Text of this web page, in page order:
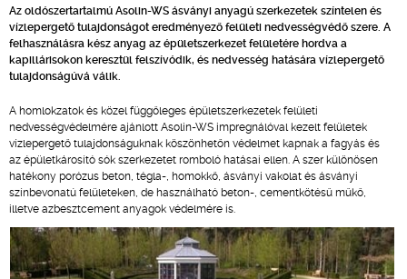
Az oldószertartalmú Asolin-WS ásványi anyagú szerkezetek színtelen és
vízlepergető tulajdonságot eredményező felületi nedvességvédő szere. A
felhasználásra kész anyag az épületszerkezet felületére hordva a
kapillárisokon keresztül felszívódik, és nedvesség hatására vízlepergető
tulajdonságúvá válik.
A homlokzatok és közel függőleges épületszerkezetek felületi
nedvességvédelmére ajánlott Asolin-WS impregnálóval kezelt felületek
vízlepergető tulajdonságuknak köszönhetőn védelmet kapnak a fagyás és
az épületkárosító sók szerkezetet romboló hatásai ellen. A szer különösen
hatékony porózus beton, tégla-, homokkő, ásványi vakolat és ásványi
színbevonatú felületeken, de használható beton-, cementkötésű műkő,
illetve azbesztcement anyagok védelmére is.